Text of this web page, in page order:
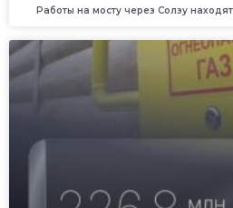
Работы на мосту через Солзу